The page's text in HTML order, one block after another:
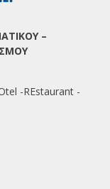
–
-REstaurant -